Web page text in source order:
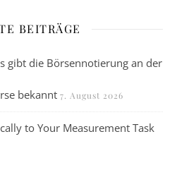
BEITRÄGE
gibt die Börsennotierung an der
bekannt 7. August 2026
to Your Measurement Task